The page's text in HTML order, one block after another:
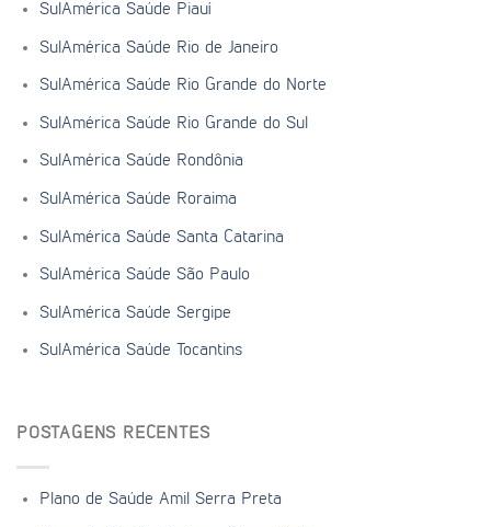
SulAmérica Saúde Piauí
SulAmérica Saúde Rio de Janeiro
SulAmérica Saúde Rio Grande do Norte
SulAmérica Saúde Rio Grande do Sul
SulAmérica Saúde Rondônia
SulAmérica Saúde Roraima
SulAmérica Saúde Santa Catarina
SulAmérica Saúde São Paulo
SulAmérica Saúde Sergipe
SulAmérica Saúde Tocantins
POSTAGENS RECENTES
Plano de Saúde Amil Serra Preta